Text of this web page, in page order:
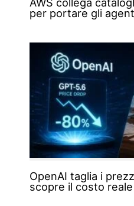
per portare gli
OpenAI taglia i
scopre il costo reale